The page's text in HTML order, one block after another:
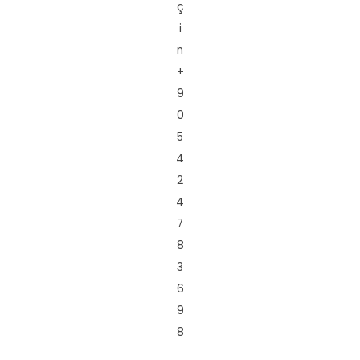
ç
i
n
+
9
0
5
4
2
4
7
8
3
6
9
8